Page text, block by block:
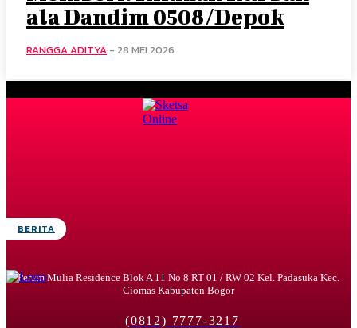
BERITA
ala Dandim 0508/Depok
RANGGA ADITYA - 28 MEI 2026
Perum Mulia Residence Blok A 11 No 8 RT 01 / RW 02 Kel. Padasuka Kec.
Ciomas Kabupaten Bogor
(0812) 7777-3217